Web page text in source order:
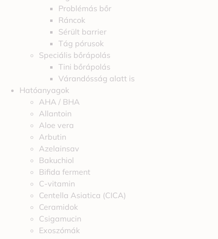
Problémás bőr
Ráncok
Sérült barrier
Tág pórusok
Speciális bőrápolás
Tini bőrápolás
Várandósság alatt is
Hatóanyagok
AHA / BHA
Allantoin
Aloe vera
Arbutin
Azelainsav
Bakuchiol
Bifida ferment
C-vitamin
Centella Asiatica (CICA)
Ceramidok
Csigamucin
Exoszómák